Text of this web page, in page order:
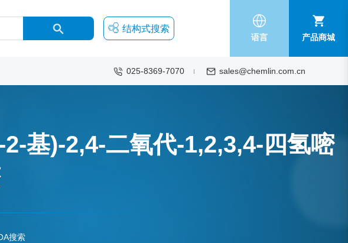
结构式搜索
语言 产品商城
025-8369-7070 sales@chemlin.com.cn
基)-2,4-二氧代-1,2,3,4-四氢嘧
搜索